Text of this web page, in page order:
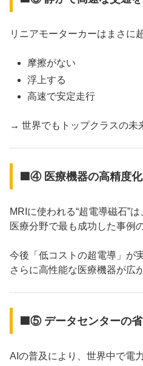
リニアモーターカーはまさに
摩擦がない
浮上する
高速で安定走行
→ 世界でもトップクラスの未
🟦④ 医療機器の高精度化
MRIに使われる“超電導磁石”は
医療分野で最も成功した事例
今後「低コストの超電導」が
さらに高性能な医療機器が広
🟦⑤ データセンターの
AIの普及により、世界中で電